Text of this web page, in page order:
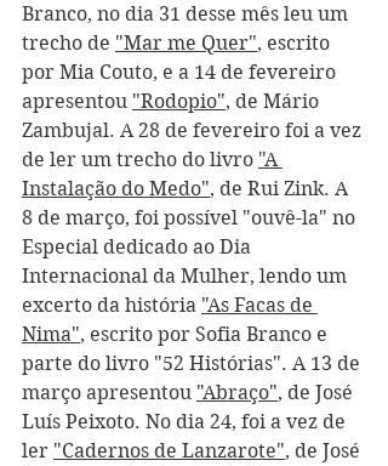
Branco, no dia 31 desse mês leu um
trecho de "Mar me Quer", escrito
por Mia Couto, e a 14 de fevereiro
apresentou "Rodopio", de Mário
Zambujal. A 28 de fevereiro foi a vez
de ler um trecho do livro "A
Instalação do Medo", de Rui Zink. A
8 de março, foi possível "ouvê-la" no
Especial dedicado ao Dia
Internacional da Mulher, lendo um
excerto da história "As Facas de
Nima", escrito por Sofia Branco e
parte do livro "52 Histórias". A 13 de
março apresentou "Abraço", de José
Luís Peixoto. No dia 24, foi a vez de
ler "Cadernos de Lanzarote", de José